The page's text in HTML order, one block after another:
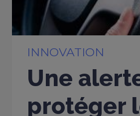
INNOVATION
Une
protéger